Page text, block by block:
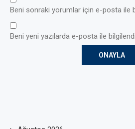
Beni sonraki yorumlar için e-posta ile
Beni yeni yazılarda e-posta ile